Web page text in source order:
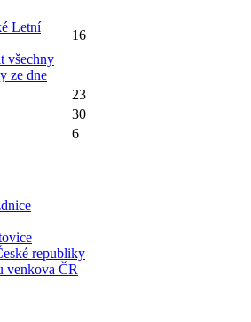
Letní
všechny
ze dne
16
23
30
6
republiky
venkova ČR